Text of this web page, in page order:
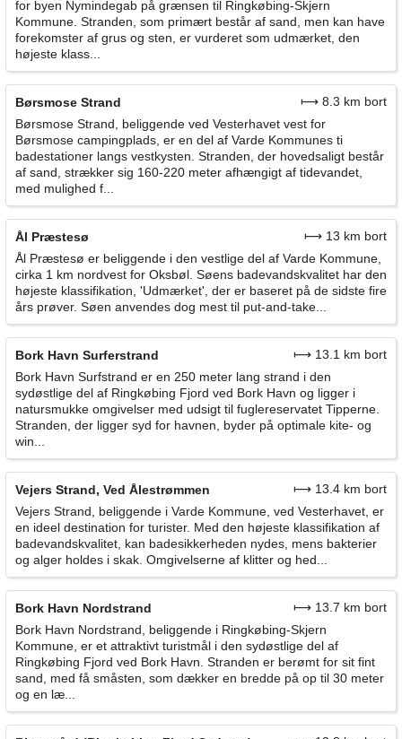
for byen Nymindegab på grænsen til Ringkøbing-Skjern
Kommune. Stranden, som primært består af sand, men kan have
forekomster af grus og sten, er vurderet som udmærket, den
højeste klass...
Børsmose Strand
⟼ 8.3 km bort
Børsmose Strand, beliggende ved Vesterhavet vest for
Børsmose campingplads, er en del af Varde Kommunes ti
badestationer langs vestkysten. Stranden, der hovedsaligt består
af sand, strækker sig 160-220 meter afhængigt af tidevandet,
med mulighed f...
Ål Præstesø
⟼ 13 km bort
Ål Præstesø er beliggende i den vestlige del af Varde Kommune,
cirka 1 km nordvest for Oksbøl. Søens badevandskvalitet har den
højeste klassifikation, 'Udmærket', der er baseret på de sidste fire
års prøver. Søen anvendes dog mest til put-and-take...
Bork Havn Surferstrand
⟼ 13.1 km bort
Bork Havn Surfstrand er en 250 meter lang strand i den
sydøstlige del af Ringkøbing Fjord ved Bork Havn og ligger i
natursmukke omgivelser med udsigt til fuglereservatet Tipperne.
Stranden, der ligger syd for havnen, byder på optimale kite- og
win...
Vejers Strand, Ved Ålestrømmen
⟼ 13.4 km bort
Vejers Strand, beliggende i Varde Kommune, ved Vesterhavet, er
en ideel destination for turister. Med den højeste klassifikation af
badevandskvalitet, kan badesikkerheden nydes, mens bakterier
og alger holdes i skak. Omgivelserne af klitter og hed...
Bork Havn Nordstrand
⟼ 13.7 km bort
Bork Havn Nordstrand, beliggende i Ringkøbing-Skjern
Kommune, er et attraktivt turistmål i den sydøstlige del af
Ringkøbing Fjord ved Bork Havn. Stranden er berømt for sit fint
sand, med få småsten, som dækker en bredde på op til 30 meter
og en læ...